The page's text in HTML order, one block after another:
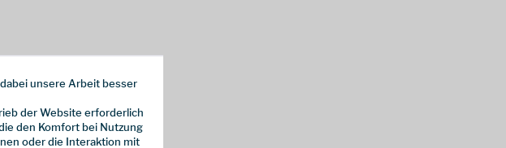
unsere Arbeit besser
der Website erforderlich
den Komfort bei Nutzung
oder die Interaktion mit